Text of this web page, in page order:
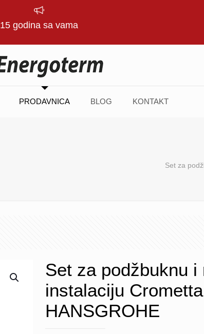
15 godina sa vama
PRODAVNICA BLOG KONTAKT
Set za
Set za podžbuknu i
instalaciju
HANSGROHE